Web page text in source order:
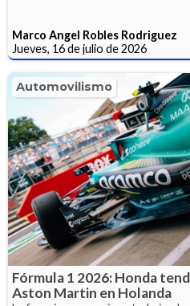
Marco Angel Robles Rodriguez
Jueves, 16 de julio de 2026
Automovilismo
Fórmula 1 2026: Honda
Aston Martin en Holanda